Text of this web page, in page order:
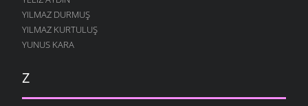
YILMAZ DURMUŞ
YILMAZ KURTULUŞ
YUNUS KARA
Z